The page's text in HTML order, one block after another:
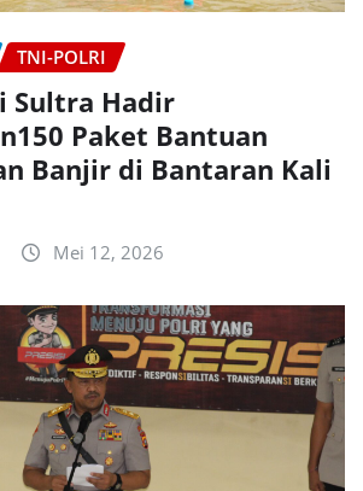
TNI-POLRI
Sultra Hadir
Paket Bantuan
Banjir di Bantaran Kali
Mei 12, 2026